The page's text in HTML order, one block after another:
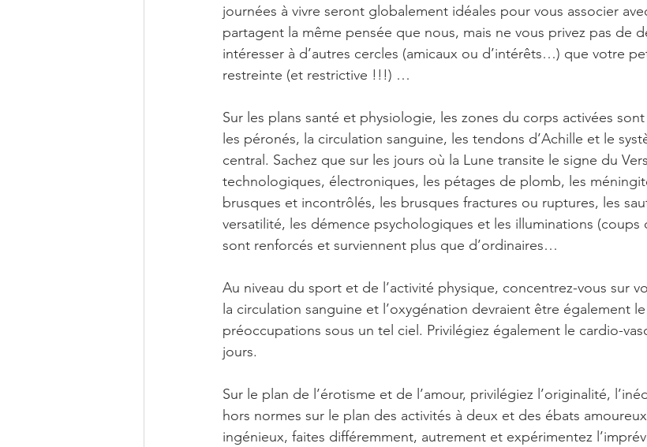
journées à vivre seront globalement idéales pour vous associer
partagent la même pensée que nous, mais ne vous privez pas de
intéresser à d’autres cercles (amicaux ou d’intérêts…) que votre
restreinte (et restrictive !!!) …
Sur les plans santé et physiologie, les zones du corps activées
les péronés, la circulation sanguine, les tendons d’Achille et le
central. Sachez que sur les jours où la Lune transite le signe du
technologiques, électroniques, les pétages de plomb, les
brusques et incontrôlés, les brusques fractures ou ruptures, les
versatilité, les démence psychologiques et les illuminations (coups
sont renforcés et surviennent plus que d’ordinaires…
Au niveau du sport et de l’activité physique, concentrez-vous sur
la circulation sanguine et l’oxygénation devraient être également
préoccupations sous un tel ciel. Privilégiez également le cardio-
jours.
Sur le plan de l’érotisme et de l’amour, privilégiez l’originalité,
hors normes sur le plan des activités à deux et des ébats
ingénieux, faites différemment, autrement et expérimentez